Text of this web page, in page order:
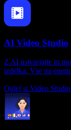
AI Video Studio
Z AI ustvarjajte in
izdelka. Vse na
Oglej si Video Studio